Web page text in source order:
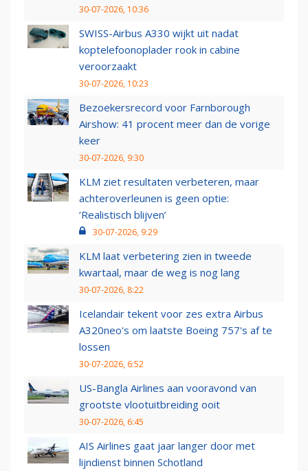
30-07-2026, 10:36
SWISS-Airbus A330 wijkt uit nadat
koptelefoonoplader rook in cabine
veroorzaakt
30-07-2026, 10:23
Bezoekersrecord voor Farnborough
Airshow: 41 procent meer dan de vorige
keer
30-07-2026, 9:30
KLM ziet resultaten verbeteren, maar
achteroverleunen is geen optie:
‘Realistisch blijven’
30-07-2026, 9:29
KLM laat verbetering zien in tweede
kwartaal, maar de weg is nog lang
30-07-2026, 8:22
Icelandair tekent voor zes extra Airbus
A320neo's om laatste Boeing 757's af te
lossen
30-07-2026, 6:52
US-Bangla Airlines aan vooravond van
grootste vlootuitbreiding ooit
30-07-2026, 6:45
AIS Airlines gaat jaar langer door met
lijndienst binnen Schotland